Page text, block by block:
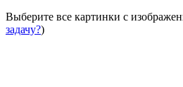
Выберите все картинки с
задачу?)